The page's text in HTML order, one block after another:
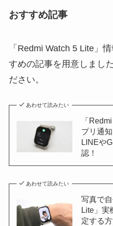
おすすめ記事
「Redmi Watch 5 Lite」
すめの記事を用意しまし
ださい。
あわせて読みたい
「
プリ通
LINEや
認！
あわせて読みたい
写真で
Lite」実
定する